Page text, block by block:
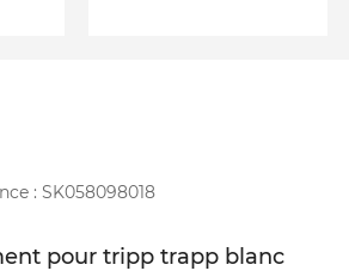
: SK058098018
pour tripp trapp blanc